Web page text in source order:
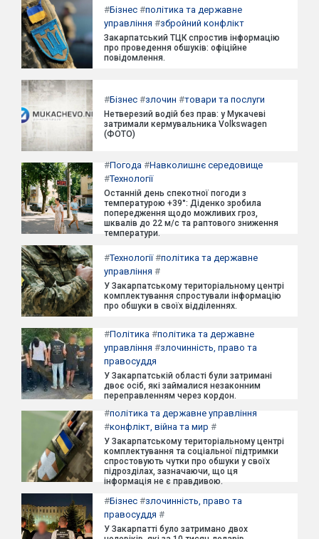
#Бізнес #політика та державне
управління #збройний конфлікт
Закарпатський ТЦК спростив інформацію
про проведення обшуків: офіційне
повідомлення.
#Бізнес #злочин #товари та послуги
Нетверезий водій без прав: у Мукачеві
затримали кермувальника Volkswagen
(ФОТО)
#Погода #Навколишнє середовище
#Технології
Останній день спекотної погоди з
температурою +39°: Діденко зробила
попередження щодо можливих гроз,
шквалів до 22 м/с та раптового зниження
температури.
#Технології#політика та державне
управління #
У Закарпатському територіальному центрі
комплектування спростували інформацію
про обшуки в своїх відділеннях.
#Політика #політика та державне
управління #злочинність, право та
правосуддя
У Закарпатській області були затримані
двоє осіб, які займалися незаконним
переправленням через кордон.
#політика та державне управління
#конфлікт, війна та мир #
У Закарпатському територіальному центрі
комплектування та соціальної підтримки
спростовують чутки про обшуки у своїх
підрозділах, зазначаючи, що ця
інформація не є правдивою.
#Бізнес #злочинність, право та
правосуддя #
У Закарпатті було затримано двох